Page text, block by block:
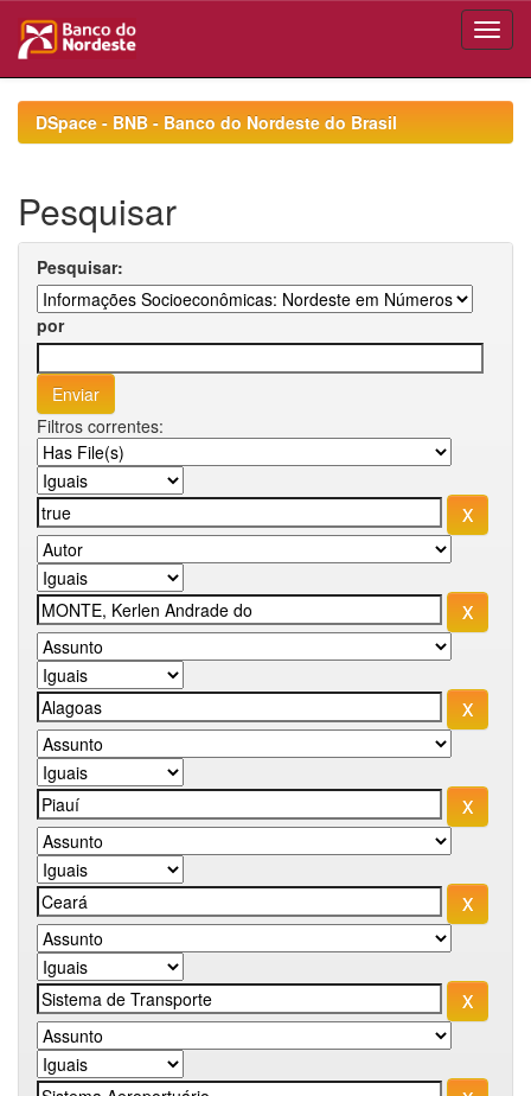
navigationDSpace - BNB - Banco do Nordeste do Brasil
Pesquisar
Pesquisar:
por
Filtros correntes: